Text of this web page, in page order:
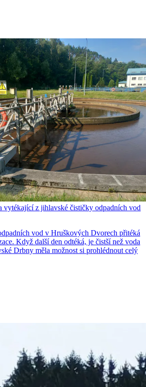
z jihlavské čističky odpadních vod
vod v Hruškových Dvorech přitéká
Když další den odtéká, je čistší než voda
Drbny měla možnost si prohlédnout celý